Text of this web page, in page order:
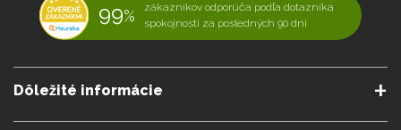
99%
zákazníkov odporúča podľa dotazníka
spokojnosti za posledných 90 dní
Dôležité informácie